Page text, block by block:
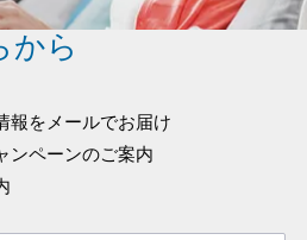
から
報をメールでお届け
ンペーンのご案内